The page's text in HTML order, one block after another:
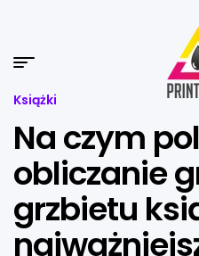
Książki
Na czym
obliczanie
grzbietu